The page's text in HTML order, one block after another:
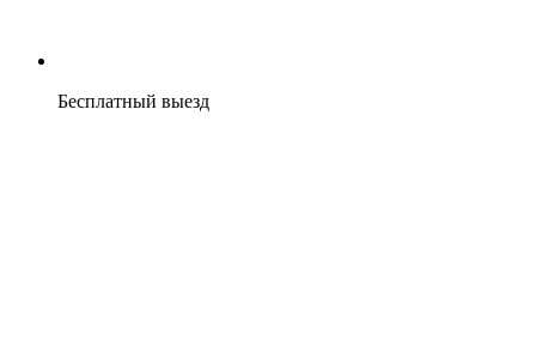
Бесплатный выезд